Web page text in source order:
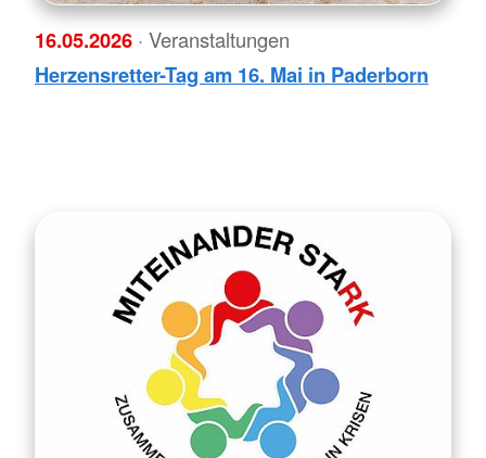
16.05.2026 · Veranstaltungen
Herzensretter-Tag am 16. Mai in Paderborn